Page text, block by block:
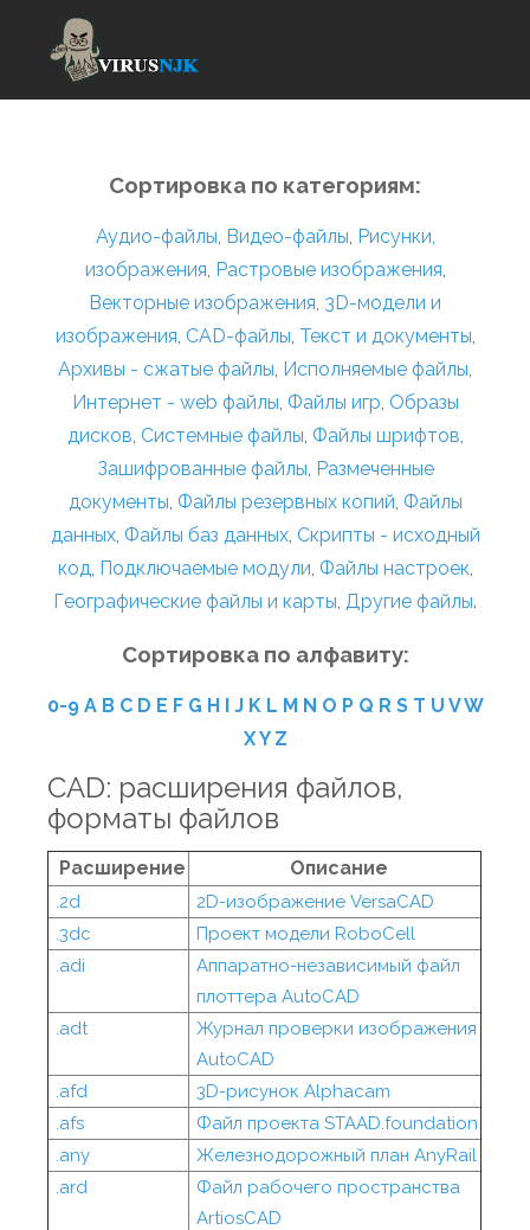
Сортировка по категориям:
Аудио-файлы, Видео-файлы, Рисунки,
изображения, Растровые изображения,
Векторные изображения, 3D-модели и
изображения, CAD-файлы, Текст и документы,
Архивы - сжатые файлы, Исполняемые файлы,
Интернет - web файлы, Файлы игр, Образы
дисков, Системные файлы, Файлы шрифтов,
Зашифрованные файлы, Размеченные
документы, Файлы резервных копий, Файлы
данных, Файлы баз данных, Скрипты - исходный
код, Подключаемые модули, Файлы настроек,
Географические файлы и карты, Другие файлы.
Сортировка по алфавиту:
0-9 A B C D E F G H I J K L M N O P Q R S T U VW
XY Z
CAD: расширения файлов,
форматы файлов
Расширение Описание
.2d
2D-изображение VersaCAD
.3dc
Проект модели RoboCell
.adi
Аппаратно-независимый файл
плоттера AutoCAD
.adt
Журнал проверки изображения
AutoCAD
.afd
3D-рисунок Alphacam
.afs
Файл проекта STAAD.foundation
.any
Железнодорожный план AnyRail
.ard
Файл рабочего пространства
ArtiosCAD